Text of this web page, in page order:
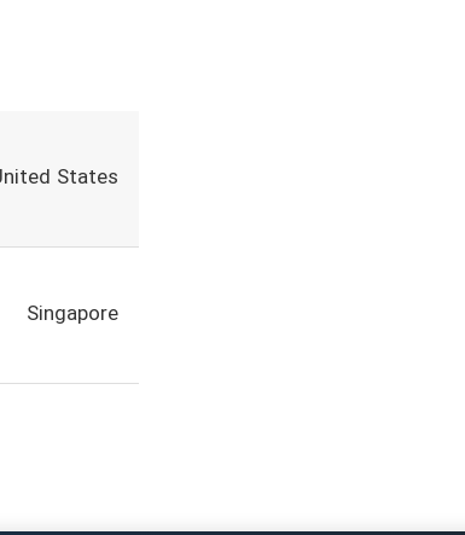
States
Singapore